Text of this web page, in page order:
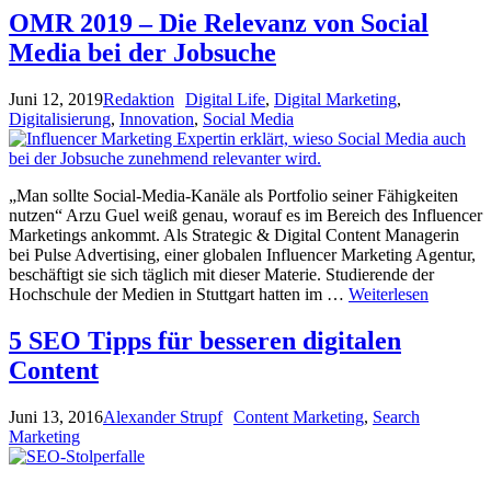
OMR 2019 – Die Relevanz von Social
Media bei der Jobsuche
Juni 12, 2019Redaktion Digital Life, Digital Marketing,
Digitalisierung, Innovation, Social Media
„Man sollte Social-Media-Kanäle als Portfolio seiner Fähigkeiten
nutzen“ Arzu Guel weiß genau, worauf es im Bereich des Influencer
Marketings ankommt. Als Strategic & Digital Content Managerin
bei Pulse Advertising, einer globalen Influencer Marketing Agentur,
beschäftigt sie sich täglich mit dieser Materie. Studierende der
Hochschule der Medien in Stuttgart hatten im … Weiterlesen
5 SEO Tipps für besseren digitalen
Content
Juni 13, 2016Alexander Strupf Content Marketing, Search
Marketing